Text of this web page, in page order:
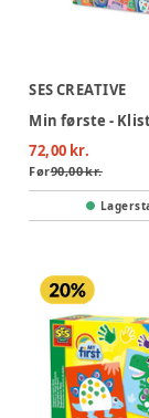
SES CREATIVE
72,00 kr.
Før90,00 kr.